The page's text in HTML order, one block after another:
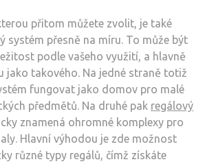
přitom můžete zvolit, je také
systém přesně na míru. To může být
podle vašeho využití, a hlavně
jako takového. Na jedné straně totiž
fungovat jako domov pro malé
předmětů. Na druhé pak regálový
znamená ohromné komplexy pro
Hlavní výhodou je zde možnost
různé typy regálů, čímž získáte